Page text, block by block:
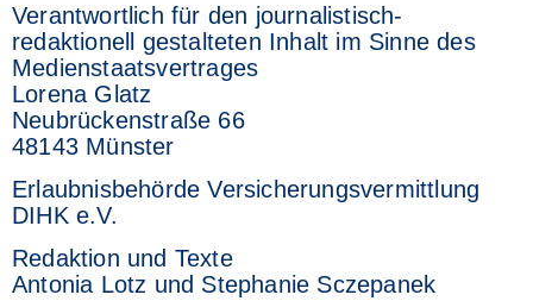
Verantwortlich für den journalistisch-
redaktionell gestalteten Inhalt im Sinne des
Medienstaatsvertrages
Lorena Glatz
Neubrückenstraße 66
48143 Münster
Erlaubnisbehörde Versicherungsvermittlung
DIHK e.V.
Redaktion und Texte
Antonia Lotz und Stephanie Sczepanek